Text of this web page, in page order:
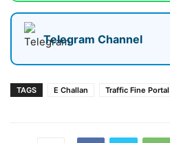
Telegram Channel
TAGS E Challan Traffic Fine Portal